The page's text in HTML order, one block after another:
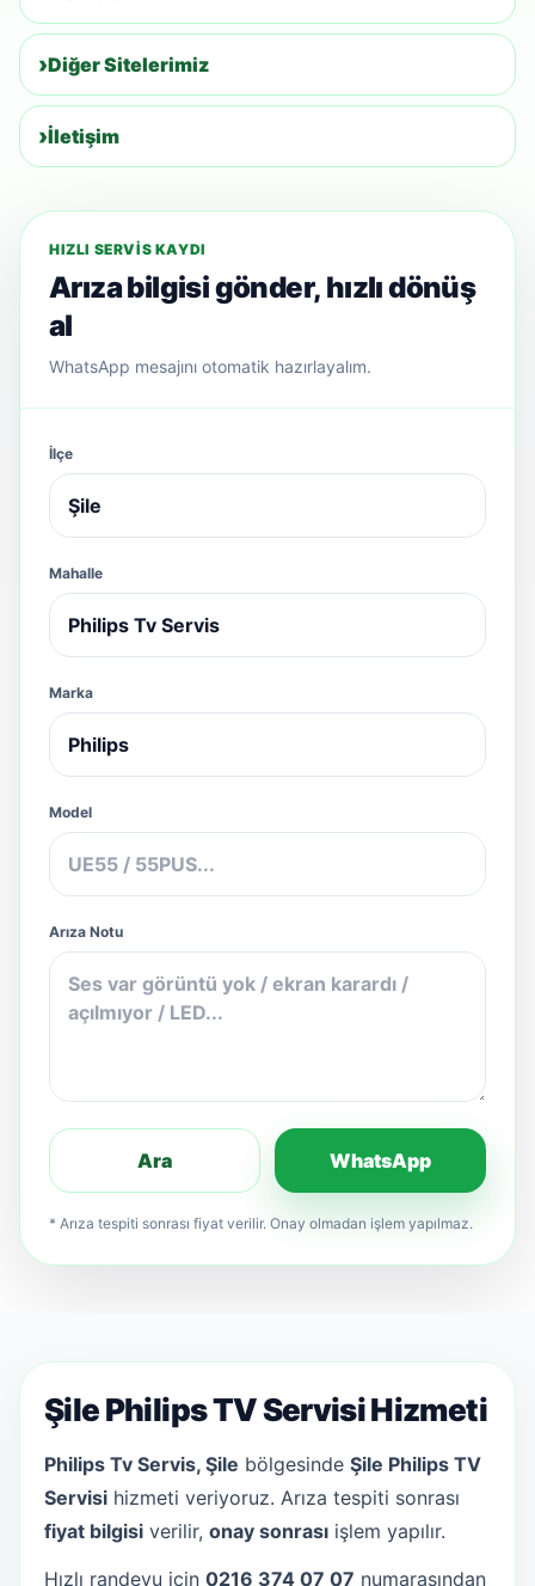
Diğer Sitelerimiz
İletişim
HIZLI SERVIS KAYDI
Arıza bilgisi gönder, hızlı dönüş
al
WhatsApp mesajını otomatik hazırlayalım.
İlçe
Mahalle
Marka
Model
Arıza Notu
Ara WhatsApp
* Arıza tespiti sonrası fiyat verilir. Onay olmadan işlem yapılmaz.
Şile Philips TV Servisi Hizmeti
Philips Tv Servis, Şile bölgesinde Şile Philips TV
Servisi hizmeti veriyoruz. Arıza tespiti sonrası
fiyat bilgisi verilir, onay sonrası işlem yapılır.
Hızlı randevu için 0216 374 07 07 numarasından